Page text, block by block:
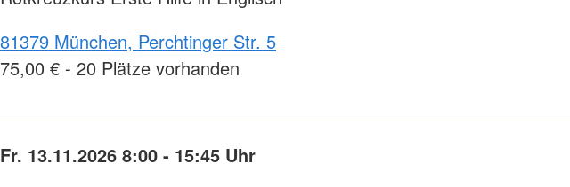
81379 München, Perchtinger Str. 5
75,00 € - 20 Plätze vorhanden
Fr. 13.11.2026 8:00 - 15:45 Uhr